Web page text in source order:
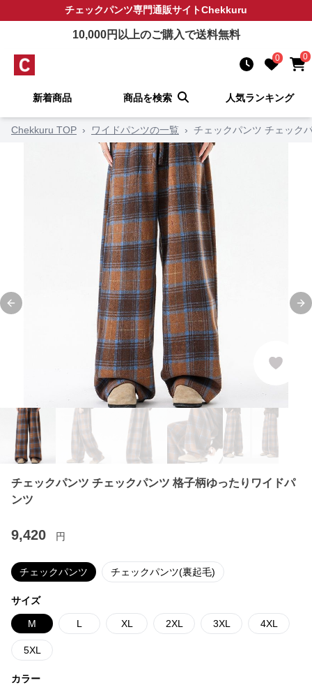
チェックパンツ専門通販サイトChekkuru
10,000円以上のご購入で送料無料
0 0
新着商品 商品を検索 人気ランキング
Chekkuru TOP › ワイドパンツの一覧 › チェックパンツ チェック
Previous slide
チェックパンツ チェックパンツ 格子柄ゆったりワイドパ
ンツ
9,420 円
チェックパンツ チェックパンツ(裏起毛)
サイズ
M L XL 2XL 3XL 4XL
5XL
カラー